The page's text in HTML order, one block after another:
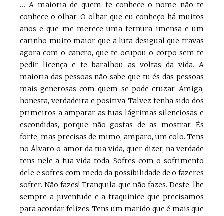
… A maioria de quem te conhece o nome não te
conhece o olhar. O olhar que eu conheço há muitos
anos e que me merece uma ternura imensa e um
carinho muito maior que a luta desigual que travas
agora com o cancro, que te ocupou o corpo sem te
pedir licença e te baralhou as voltas da vida. A
maioria das pessoas não sabe que tu és das pessoas
mais generosas com quem se pode cruzar. Amiga,
honesta, verdadeira e positiva. Talvez tenha sido dos
primeiros a amparar as tuas lágrimas silenciosas e
escondidas, porque não gostas de as mostrar. És
forte, mas precisas de mimo, amparo, um colo. Tens
no Álvaro o amor da tua vida, quer dizer, na verdade
tens nele a tua vida toda. Sofres com o sofrimento
dele e sofres com medo da possibilidade de o fazeres
sofrer. Não fazes! Tranquila que não fazes. Deste-lhe
sempre a juventude e a traquinice que precisamos
para acordar felizes. Tens um marido que é mais que